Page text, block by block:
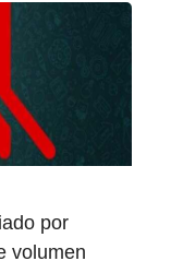
por
volumen